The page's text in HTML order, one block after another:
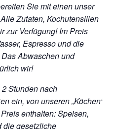
Sie mit einen unser
Zutaten, Kochutensilien
zur Verfügung!Im Preis
Espresso und die
Abwaschen und
wir!
Stunden nach
ein, von unseren „Köchen“
enthalten: Speisen,
die gesetzliche